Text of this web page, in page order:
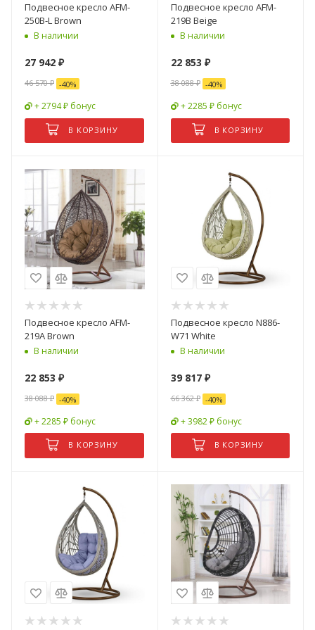
Подвесное кресло AFM-
250B-L Brown
В наличии
27 942 ₽
46 570₽ -40%
+ 2794 ₽ бонус
В КОРЗИНУ
Подвесное кресло AFM-
219B Beige
В наличии
22 853 ₽
38 088₽ -40%
+ 2285 ₽ бонус
В КОРЗИНУ
Подвесное кресло AFM-
219A Brown
В наличии
22 853 ₽
38 088₽ -40%
+ 2285 ₽ бонус
В КОРЗИНУ
Подвесное кресло N886-
W71 White
В наличии
39 817₽
66 362₽ -40%
+ 3982 ₽ бонус
В КОРЗИНУ